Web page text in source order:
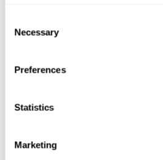
Selection
Necessary
Preferences
Statistics
Marketing